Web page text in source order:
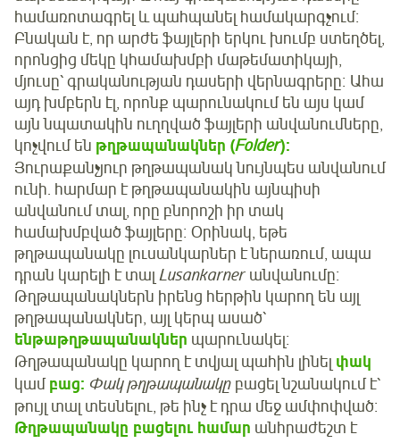
համառոտագրել և պահպանել համակարգչում։
Բնական է, որ արժե ֆայլերի երկու խումբ ստեղծել,
որոնցից մեկը կհամախմբի մաթեմատիկայի,
մյուսը՝ գրականության դասերի վերնագրերը։ Ահա
այդ խմբերն էլ, որոնք պարունակում են այս կամ
այն նպատակին ուղղված ֆայլերի անվանումները,
կոչվում են թղթապանակներ (Folder):
Յուրաքանչյուր թղթապանակ նույնպես անվանում
ունի. հարմար է թղթապանակին այնպիսի
անվանում տալ, որը բնորոշի իր տակ
համախմբված ֆայլերը։ Օրինակ, եթե
թղթապանակը լուսանկարներ է ներառում, ապա
դրան կարելի է տալLusankarner անվանումը։
Թղթապանակներն իրենց հերթին կարող են այլ
թղթապանակներ, այլ կերպ ասած՝
ենթաթղթապանակներ պարունակել։
Թղթապանակը կարող է տվյալ պահին լինել փակ
կամբաց: Փակ թղթապանակը բացել նշանակում է՝
թույլ տալ տեսնելու, թե ինչ է դրա մեջ ամփոփված։
Թղթապանակը բացելու համար անհրաժեշտ է